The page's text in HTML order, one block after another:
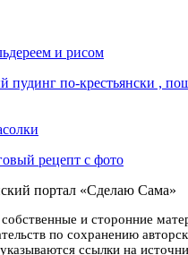
и рисом
пудинг по-крестьянски ,
рецепт с фото
портал «Сделаю Сама»
и сторонние
по сохранению
ссылки на